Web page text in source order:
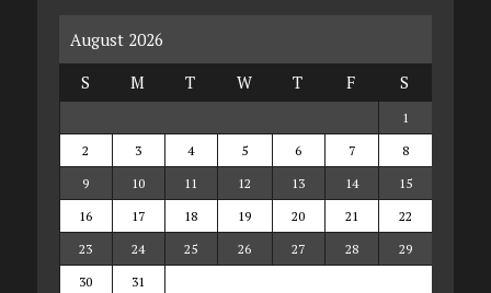
August 2026
S
M T W T F S
1
2
3 4 5 6 7
8
9
10 11 12 13 14
15
16
17 18 19 20 21
22
23
24 25 26 27 28
29
30
31